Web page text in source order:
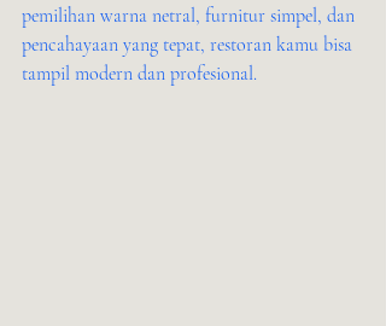
pemilihan warna netral, furnitur simpel, dan
pencahayaan yang tepat, restoran kamu bisa
tampil modern dan profesional.